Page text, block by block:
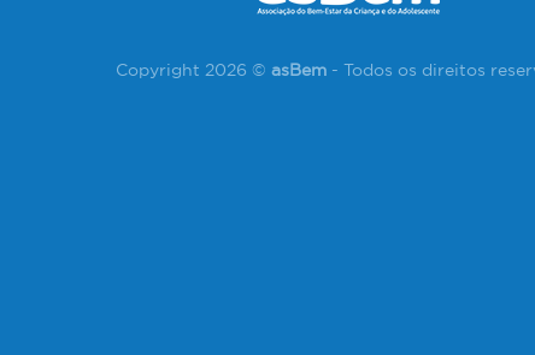
Copyright 2026 © asBem- Todos os direitos